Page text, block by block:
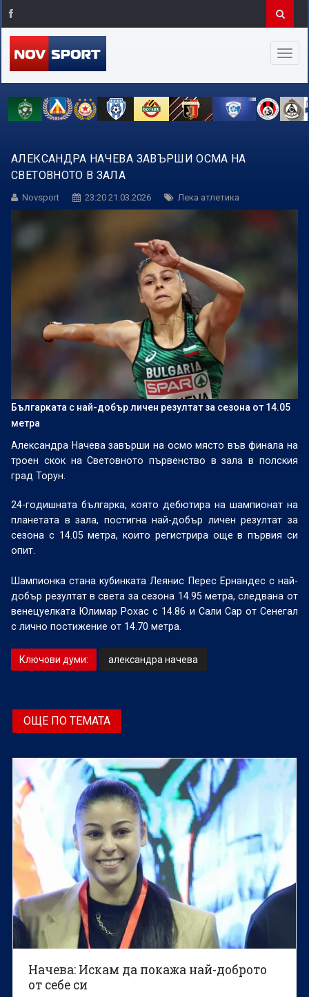
АЛЕКСАНДРА НАЧЕВА ЗАВЪРШИ ОСМА НА
СВЕТОВНОТО В ЗАЛА
Novsport 23:20 21.03.2026 Лека атлетика
Българката с най-добър личен резултат за сезона от 14.05
метра
Александра Начева завърши на осмо място във финала на
троен скок на Световното първенство в зала в полския
град Торун.
24-годишната българка, която дебютира на шампионат на
планетата в зала, постигна най-добър личен резултат за
сезона с 14.05 метра, които регистрира още в първия си
опит.
Шампионка стана кубинката Леянис Перес Ернандес с най-
добър резултат в света за сезона 14.95 метра, следвана от
венецуелката Юлимар Рохас с 14.86 и Сали Сар от Сенегал
с лично постижение от 14.70 метра.
Ключови думи: александра начева
ОЩЕ ПО ТЕМАТА
Начева: Искам да покажа най-доброто
от себе си